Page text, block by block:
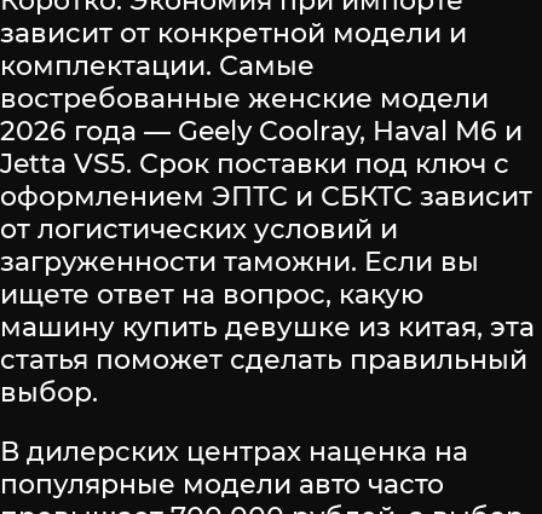
зависит от конкретной модели и
комплектации. Самые
востребованные женские модели
2026 года — Geely Coolray, Haval M6 и
Jetta VS5. Срок поставки под ключ с
оформлением ЭПТС и СБКТС зависит
от логистических условий и
загруженности таможни. Если вы
ищете ответ на вопрос, какую
машину купить девушке из китая, эта
статья поможет сделать правильный
выбор.
В дилерских центрах наценка на
популярные модели авто часто